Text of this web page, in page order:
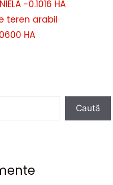
-0.1016 HA
teren arabil
HA
Caută